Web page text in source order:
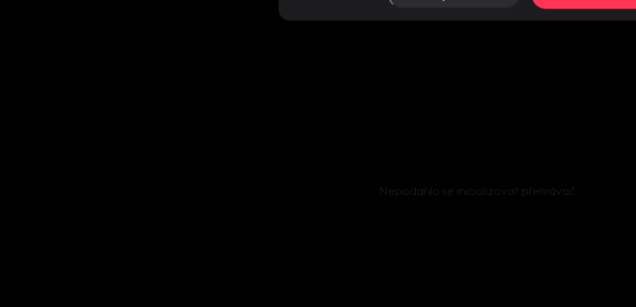
Nepodařilo se inicializovat přehrávač